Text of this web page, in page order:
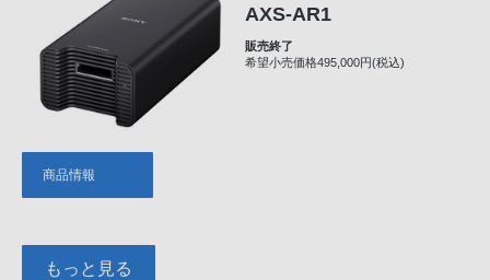
AXS-AR1
販売終了
希望小売価格495,000円(税込)
商品情報
もっと見る